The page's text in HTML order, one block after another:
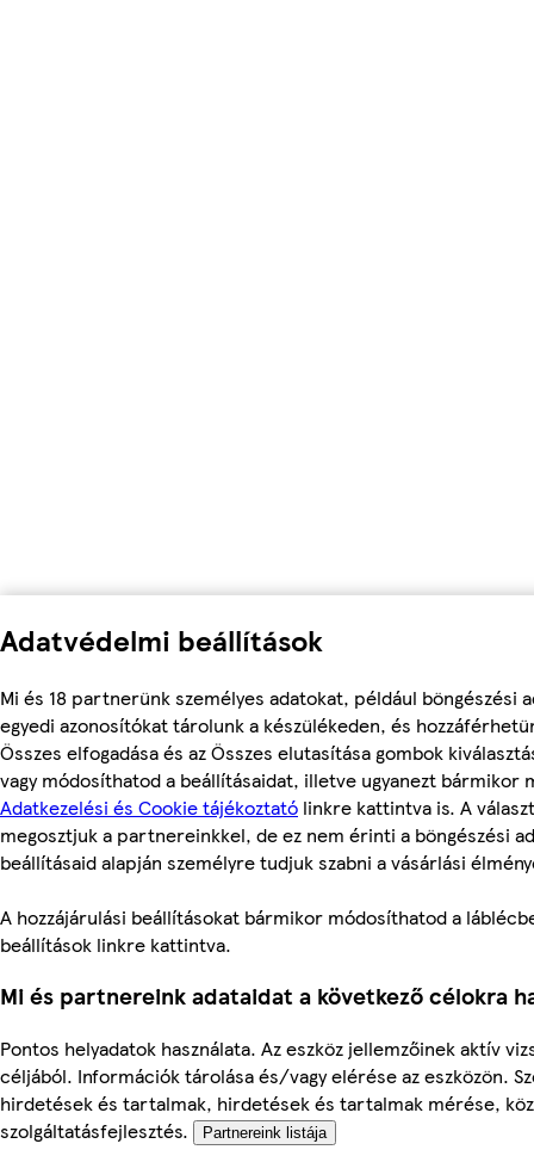
Adatvédelmi beállítások
Mi és 18 partnerünk személyes adatokat, például böngészési
egyedi azonosítókat tárolunk a készülékeden, és
Összes elfogadása és az Összes elutasítása gombok
vagy módosíthatod a beállításaidat, illetve ugyanezt bármikor
Adatkezelési és Cookie tájékoztató linkre kattintva is. A
megosztjuk a partnereinkkel, de ez nem érinti a böngészési
beállításaid alapján személyre tudjuk szabni a vásárlási
A hozzájárulási beállításokat bármikor módosíthatod a
beállítások linkre kattintva.
Mi és partnereink adataidat a következő célokra
Pontos helyadatok használata. Az eszköz jellemzőinek aktív
céljából. Információk tárolása és/vagy elérése az eszközön.
hirdetések és tartalmak, hirdetések és tartalmak mérése,
szolgáltatásfejlesztés.
Partnereink listája